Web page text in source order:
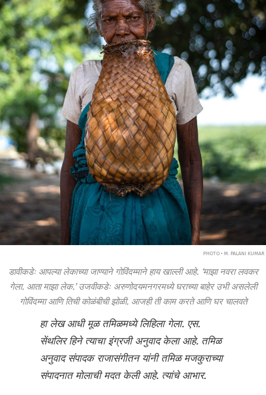
PHOTO • M. PALANI KUMAR
डावीकडेः आपल्या लेकाच्या जाण्याने गोविंदम्माने हाय खाल्ली आहे. ‘माझा नवरा लवकर
गेला. आता माझा लेक.’ उजवीकडेः अरुणोदयमनगरमध्ये घराच्या बाहेर उभी असलेली
गोविंदम्मा आणि तिची कोळंबीची झोळी. आजही ती काम करते आणि घर चालवते
हा लेख आधी मूळ तमिळमध्ये लिहिला गेला. एस.
सेंथलिर हिने त्याचा इंग्रजी अनुवाद केला आहे. तमिळ
अनुवाद संपादक राजासंगीतन यांनी तमिळ मजकुराच्या
संपादनात मोलाची मदत केली आहे. त्यांचे आभार.